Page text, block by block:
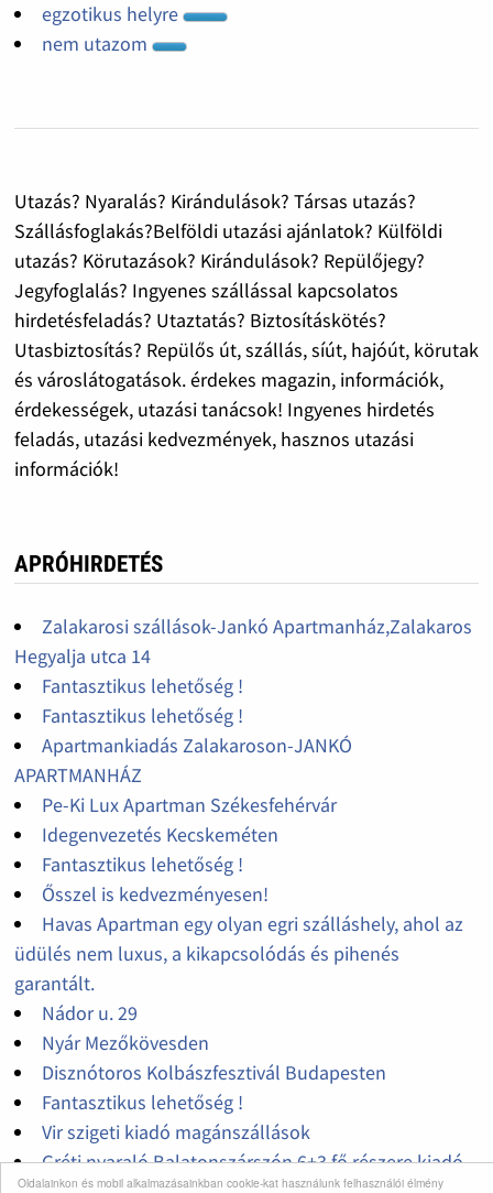
Oldalainkon és mobil alkalmazásainkban cookie-kat használunk felhasználói élmény
egzotikus helyre
nem utazom
Utazás? Nyaralás? Kirándulások? Társas utazás?
Szállásfoglakás?Belföldi utazási ajánlatok? Külföldi
utazás? Körutazások? Kirándulások? Repülőjegy?
Jegyfoglalás? Ingyenes szállással kapcsolatos
hirdetésfeladás? Utaztatás? Biztosításkötés?
Utasbiztosítás? Repülős út, szállás, síút, hajóút, körutak
és városlátogatások. érdekes magazin, információk,
érdekességek, utazási tanácsok! Ingyenes hirdetés
feladás, utazási kedvezmények, hasznos utazási
információk!
APRÓHIRDETÉS
Zalakarosi szállások-Jankó Apartmanház,Zalakaros
Hegyalja utca 14
Fantasztikus lehetőség !
Fantasztikus lehetőség !
Apartmankiadás Zalakaroson-JANKÓ
APARTMANHÁZ
Pe-Ki Lux Apartman Székesfehérvár
Idegenvezetés Kecskeméten
Fantasztikus lehetőség !
Ősszel is kedvezményesen!
Havas Apartman egy olyan egri szálláshely, ahol az
üdülés nem luxus, a kikapcsolódás és pihenés
garantált.
Nádor u. 29
Nyár Mezőkövesden
Disznótoros Kolbászfesztivál Budapesten
Fantasztikus lehetőség !
Vir szigeti kiadó magánszállások
Gréti nyaraló Balatonszárszón 6+3 fő részere kiadó